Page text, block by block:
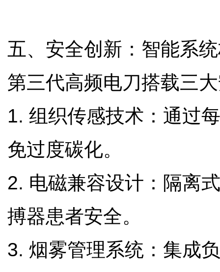
五、安全创新：智能系
第三代高频电刀搭载三
1. 组织传感技术：通过
免过度碳化。
2. 电磁兼容设计：隔离
搏器患者安全。
3. 烟雾管理系统：集成